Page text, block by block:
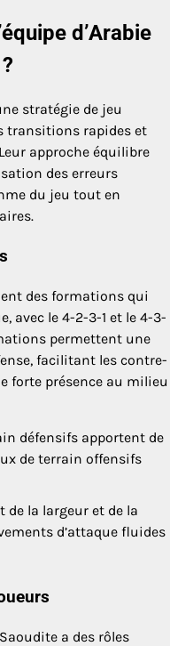
d’Arabie
stratégie de jeu
transitions rapides et
approche équilibre
des erreurs
du jeu tout en
des formations qui
avec le 4-2-3-1 et le 4-3-
permettent une
facilitant les contre-
forte présence au milieu
défensifs apportent de
de terrain offensifs
la largeur et de la
d’attaque fluides
a des rôles